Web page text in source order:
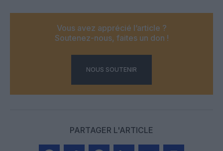
Vous avez apprécié l’article ?
Soutenez-nous, faites un don !
NOUS SOUTENIR
PARTAGER L'ARTICLE